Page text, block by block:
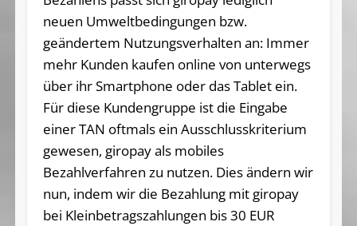
neuen Umweltbedingungen bzw.
geändertem Nutzungsverhalten an: Immer
mehr Kunden kaufen online von unterwegs
über ihr Smartphone oder das Tablet ein.
Für diese Kundengruppe ist die Eingabe
einer TAN oftmals ein Ausschlusskriterium
gewesen, giropay als mobiles
Bezahlverfahren zu nutzen. Dies ändern wir
nun, indem wir die Bezahlung mit giropay
bei Kleinbetragszahlungen bis 30 EUR